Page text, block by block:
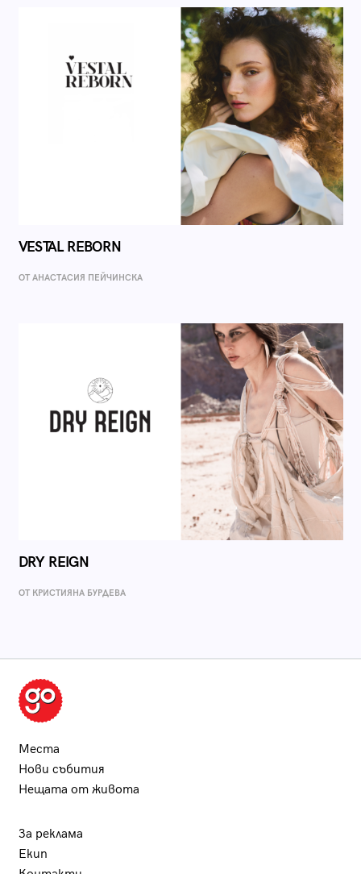
VESTAL REBORN
ОТ AНАСТАСИЯ ПЕЙЧИНСКА
DRY REIGN
ОТ КРИСТИЯНА БУРДЕВА
Места
Нови събития
Нещата от живота
За реклама
Екип